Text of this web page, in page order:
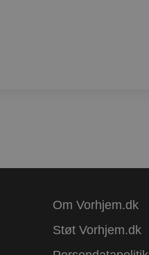
Om Vorhjem.dk
Støt Vorhjem.dk